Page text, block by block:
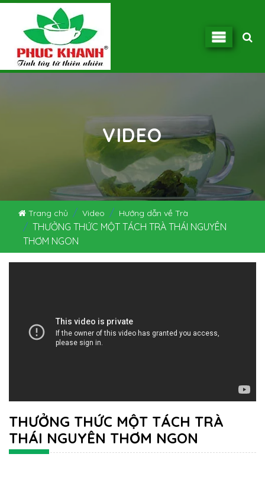
VIDEO
Trang chủ Video Hướng dẫn về Trà
THƯỞNG THỨC MỘT TÁCH TRÀ THÁI NGUYÊN
THƠM NGON
THƯỞNG THỨC MỘT TÁCH TRÀ
THÁI NGUYÊN THƠM NGON